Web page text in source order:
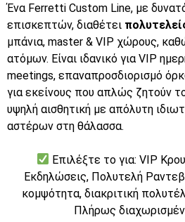
Ένα Ferretti Custom Line, με
επισκεπτών, διαθέτει
μπάνια, master & VIP χώρους,
ατόμων. Είναι ιδανικό για VIP
meetings, επαναπροσδιορισμό
για εκείνους που απλώς ζητούν
υψηλή αισθητική με απόλυτη
αστέρων στη θάλασσα.
Επιλέξτε το για: VIP
Εκδηλώσεις, Πολυτελή
κομψότητα, διακριτική
Πλήρως